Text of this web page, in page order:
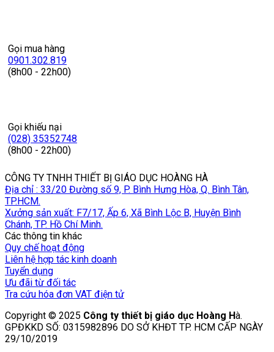
Gọi mua hàng
0901.302.819
(8h00 - 22h00)
Gọi khiếu nại
(028) 35352748
(8h00 - 22h00)
CÔNG TY TNHH THIẾT BỊ GIÁO DỤC HOÀNG HÀ
Địa chỉ : 33/20 Đường số 9, P. Bình Hưng Hòa, Q. Bình Tân,
TP.HCM.
Xưởng sản xuất: F7/17, Ấp 6, Xã Bình Lộc B, Huyện Bình
Chánh, TP. Hồ Chí Minh.
Các thông tin khác
Quy chế hoạt động
Liên hệ hợp tác kinh doanh
Tuyển dụng
Ưu đãi từ đối tác
Tra cứu hóa đơn VAT điện tử
Copyright © 2025 Công ty thiết bị giáo dục Hoàng Hà.
GPĐKKD SỐ: 0315982896 DO SỞ KHĐT TP. HCM CẤP NGÀY
29/10/2019